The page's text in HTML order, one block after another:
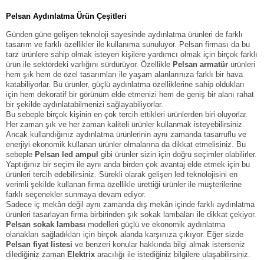
Pelsan Aydınlatma Ürün Çeşitleri
Günden güne gelişen teknoloji sayesinde aydınlatma ürünleri de farklı
tasarım ve farklı özellikler ile kullanıma sunuluyor. Pelsan firması da bu
tarz ürünlere sahip olmak isteyen kişilere yardımcı olmak için birçok farklı
ürün ile sektördeki varlığını sürdürüyor. Özellikle Pelsan armatür ürünleri
hem şık hem de özel tasarımları ile yaşam alanlarınıza farklı bir hava
katabiliyorlar. Bu ürünler, güçlü aydınlatma özelliklerine sahip oldukları
için hem dekoratif bir görünüm elde etmenizi hem de geniş bir alanı rahat
bir şekilde aydınlatabilmenizi sağlayabiliyorlar.
Bu sebeple birçok kişinin en çok tercih ettikleri ürünlerden biri oluyorlar.
Her zaman şık ve her zaman kaliteli ürünler kullanmak isteyebilirsiniz.
Ancak kullandığınız aydınlatma ürünlerinin aynı zamanda tasarruflu ve
enerjiyi ekonomik kullanan ürünler olmalarına da dikkat etmelisiniz. Bu
sebeple Pelsan led ampul gibi ürünler sizin için doğru seçimler olabilirler.
Yaptığınız bir seçim ile aynı anda birden çok avantaj elde etmek için bu
ürünleri tercih edebilirsiniz. Sürekli olarak gelişen led teknolojisini en
verimli şekilde kullanan firma özellikle ürettiği ürünler ile müşterilerine
farklı seçenekler sunmaya devam ediyor.
Sadece iç mekân değil aynı zamanda dış mekân içinde farklı aydınlatma
ürünleri tasarlayan firma birbirinden şık sokak lambaları ile dikkat çekiyor.
Pelsan sokak lambası modelleri güçlü ve ekonomik aydınlatma
olanakları sağladıkları için birçok alanda karşınıza çıkıyor. Eğer sizde
Pelsan fiyat listesi ve benzeri konular hakkında bilgi almak isterseniz
dilediğiniz zaman Elektrix aracılığı ile istediğiniz bilgilere ulaşabilirsiniz.